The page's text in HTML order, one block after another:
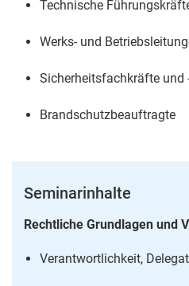
Technische
Werks- und
Sicherheitsfachkräfte und
Brandschutzbeauftragte
Seminarinhalte
Rechtliche Grundlagen und
Verantwortlichkeit,